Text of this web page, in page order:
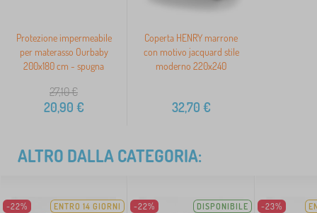
Protezione impermeabile
per materasso Ourbaby
200x180 cm - spugna
27,10€
20,90 €
Coperta HENRY marrone
con motivo jacquard stile
moderno 220x240
32,70 €
ALTRO DALLA CATEGORIA:
-22% ENTRO 14 GIORNI -22% DISPONIBILE -23%